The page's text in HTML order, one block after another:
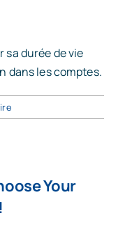
sa durée de vie
dans les comptes.
Your